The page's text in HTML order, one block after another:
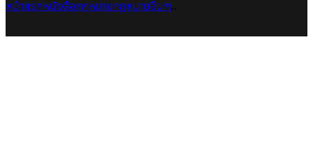
หน้าแรกหนังสือกฎหมายกฎหมายอื่นๆ